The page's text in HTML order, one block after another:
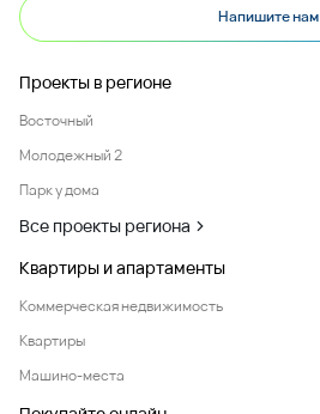
Напишите нам
Проекты в регионе
Восточный
Молодежный 2
Парк у дома
Все проекты региона
Квартиры и апартаменты
Коммерческая недвижимость
Квартиры
Машино-места